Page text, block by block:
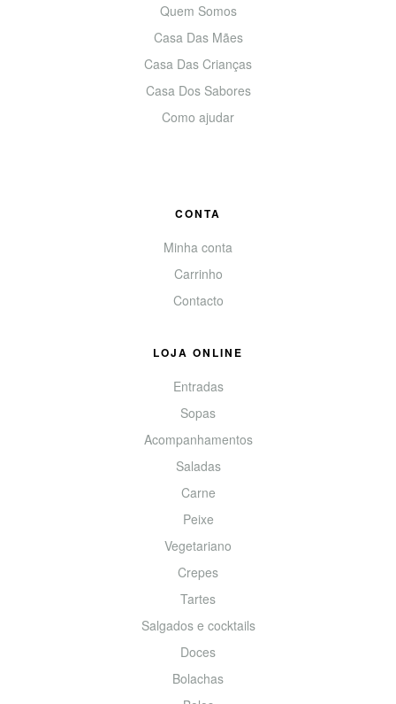
Quem Somos
Casa Das Mães
Casa Das Crianças
Casa Dos Sabores
Como ajudar
CONTA
Minha conta
Carrinho
Contacto
LOJA ONLINE
Entradas
Sopas
Acompanhamentos
Saladas
Carne
Peixe
Vegetariano
Crepes
Tartes
Salgados e cocktails
Doces
Bolachas